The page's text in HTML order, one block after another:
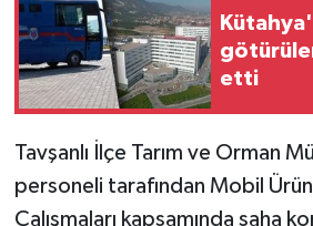
etti
Tavşanlı İlçe Tarım ve Orman
personeli tarafından Mobil
Çalışmaları kapsamında saha
Hisarcık
İlçeler
Kültür Sanat